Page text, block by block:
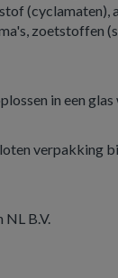
zoetstoffen
in een
verpakking
B.V.